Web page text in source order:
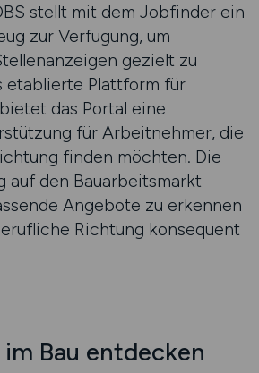
stellt mit dem Jobfinder ein
zur Verfügung, um
gezielt zu
etablierte Plattform für
das Portal eine
für Arbeitnehmer, die
finden möchten. Die
auf den Bauarbeitsmarkt
Angebote zu erkennen
Richtung konsequent
Bau entdecken